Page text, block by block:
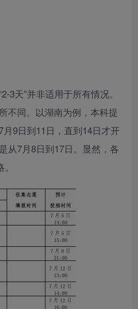
3天”并非适用于所有情况。
不同。以湖南为例，本科提
9日到11日，直到14日才开
从7月8日到17日。显然，各